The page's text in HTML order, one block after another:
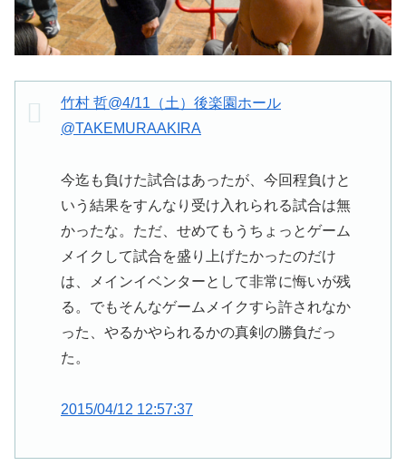
竹村 哲@4/11（土）後楽園ホール
@TAKEMURAAKIRA
今迄も負けた試合はあったが、今回程負けと
いう結果をすんなり受け入れられる試合は無
かったな。ただ、せめてもうちょっとゲーム
メイクして試合を盛り上げたかったのだけ
は、メインイベンターとして非常に悔いが残
る。でもそんなゲームメイクすら許されなか
った、やるかやられるかの真剣の勝負だっ
た。
2015/04/12 12:57:37